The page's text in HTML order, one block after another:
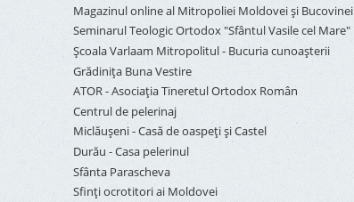
Magazinul online al Mitropoliei Moldovei și Bucovinei
Seminarul Teologic Ortodox "Sfântul Vasile cel Mare"
Şcoala Varlaam Mitropolitul - Bucuria cunoaşterii
Grădinița Buna Vestire
ATOR - Asociaţia Tineretul Ortodox Român
Centrul de pelerinaj
Miclăușeni - Casă de oaspeţi şi Castel
Durău - Casa pelerinul
Sfânta Parascheva
Sfinți ocrotitori ai Moldovei